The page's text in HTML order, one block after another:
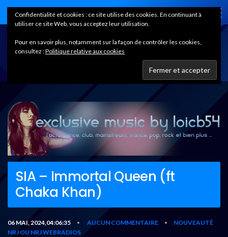
Home
SIA – Immortal Queen (ft
Chaka Khan)
06 MAI, 2024,04:06:35 • AUCUN COMMENTAIRE •
NOUVEAUTÉ
NRJ OU NRJ WEBRADIOS
Confidentialité et cookies : ce site utilise des cookies. En continuant à
utiliser ce site Web, vous acceptez leur utilisation.
Pour en savoir plus, notamment sur la façon de contrôler les cookies,
consultez :Politique relative aux cookies